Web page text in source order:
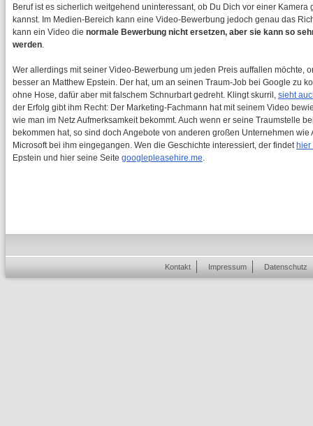
Beruf ist es sicherlich weitgehend uninteressant, ob Du Dich vor einer Kamera
kannst. Im Medien-Bereich kann eine Video-Bewerbung jedoch genau das
kann ein Video die normale Bewerbung nicht ersetzen, aber sie kann so
werden.
Wer allerdings mit seiner Video-Bewerbung um jeden Preis auffallen möchte,
besser an Matthew Epstein. Der hat, um an seinen Traum-Job bei Google zu
ohne Hose, dafür aber mit falschem Schnurbart gedreht. Klingt skurril, sieht
der Erfolg gibt ihm Recht: Der Marketing-Fachmann hat mit seinem Video
wie man im Netz Aufmerksamkeit bekommt. Auch wenn er seine Traumstelle
bekommen hat, so sind doch Angebote von anderen großen Unternehmen wie
Microsoft bei ihm eingegangen. Wen die Geschichte interessiert, der findet
Epstein und hier seine Seite googlepleasehire.me.
Kontakt Impressum Datenschutz